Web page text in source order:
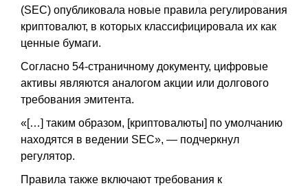
(SEC) опубликовала новые правила регулирования
криптовалют, в которых классифицировала их как
ценные бумаги.
Согласно 54-страничному документу, цифровые
активы являются аналогом акции или долгового
требования эмитента.
«[…] таким образом, [криптовалюты] по умолчанию
находятся в ведении SEC», — подчеркнул
регулятор.
Правила также включают требования к